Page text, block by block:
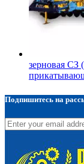
зерновая СЗ
Подпишитесь на